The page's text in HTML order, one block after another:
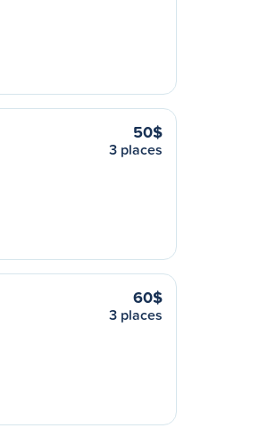
50$
3 places
60$
3 places